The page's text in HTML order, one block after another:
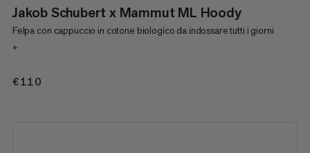
Jakob Schubert x Mammut ML Hoody
Felpa con cappuccio in cotone biologico da indossare tutti i giorni
+
€110